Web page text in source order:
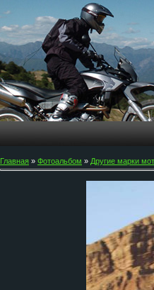
Главная » Фотоальбом » Другие марки